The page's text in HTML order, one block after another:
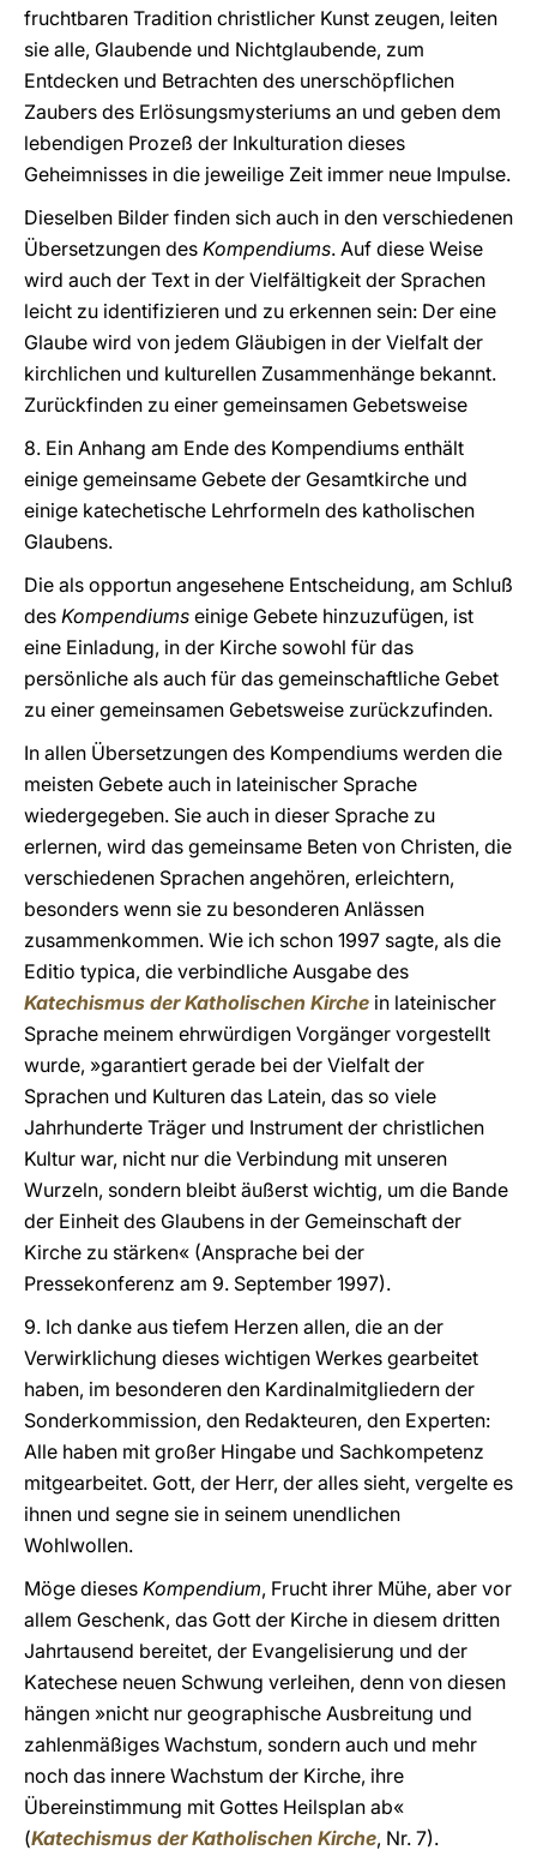
fruchtbaren Tradition christlicher Kunst zeugen, leiten
sie alle, Glaubende und Nichtglaubende, zum
Entdecken und Betrachten des unerschöpflichen
Zaubers des Erlösungsmysteriums an und geben dem
lebendigen Prozeß der Inkulturation dieses
Geheimnisses in die jeweilige Zeit immer neue Impulse.
Dieselben Bilder finden sich auch in den verschiedenen
Übersetzungen des Kompendiums. Auf diese Weise
wird auch der Text in der Vielfältigkeit der Sprachen
leicht zu identifizieren und zu erkennen sein: Der eine
Glaube wird von jedem Gläubigen in der Vielfalt der
kirchlichen und kulturellen Zusammenhänge bekannt.
Zurückfinden zu einer gemeinsamen Gebetsweise
8. Ein Anhang am Ende des Kompendiums enthält
einige gemeinsame Gebete der Gesamtkirche und
einige katechetische Lehrformeln des katholischen
Glaubens.
Die als opportun angesehene Entscheidung, am Schluß
des Kompendiums einige Gebete hinzuzufügen, ist
eine Einladung, in der Kirche sowohl für das
persönliche als auch für das gemeinschaftliche Gebet
zu einer gemeinsamen Gebetsweise zurückzufinden.
In allen Übersetzungen des Kompendiums werden die
meisten Gebete auch in lateinischer Sprache
wiedergegeben. Sie auch in dieser Sprache zu
erlernen, wird das gemeinsame Beten von Christen, die
verschiedenen Sprachen angehören, erleichtern,
besonders wenn sie zu besonderen Anlässen
zusammenkommen. Wie ich schon 1997 sagte, als die
Editio typica, die verbindliche Ausgabe des
Katechismus der Katholischen Kirche in lateinischer
Sprache meinem ehrwürdigen Vorgänger vorgestellt
wurde, »garantiert gerade bei der Vielfalt der
Sprachen und Kulturen das Latein, das so viele
Jahrhunderte Träger und Instrument der christlichen
Kultur war, nicht nur die Verbindung mit unseren
Wurzeln, sondern bleibt äußerst wichtig, um die Bande
der Einheit des Glaubens in der Gemeinschaft der
Kirche zu stärken« (Ansprache bei der
Pressekonferenz am 9. September 1997).
9. Ich danke aus tiefem Herzen allen, die an der
Verwirklichung dieses wichtigen Werkes gearbeitet
haben, im besonderen den Kardinalmitgliedern der
Sonderkommission, den Redakteuren, den Experten:
Alle haben mit großer Hingabe und Sachkompetenz
mitgearbeitet. Gott, der Herr, der alles sieht, vergelte es
ihnen und segne sie in seinem unendlichen
Wohlwollen.
Möge dieses Kompendium, Frucht ihrer Mühe, aber vor
allem Geschenk, das Gott der Kirche in diesem dritten
Jahrtausend bereitet, der Evangelisierung und der
Katechese neuen Schwung verleihen, denn von diesen
hängen »nicht nur geographische Ausbreitung und
zahlenmäßiges Wachstum, sondern auch und mehr
noch das innere Wachstum der Kirche, ihre
Übereinstimmung mit Gottes Heilsplan ab«
(Katechismus der Katholischen Kirche, Nr. 7).